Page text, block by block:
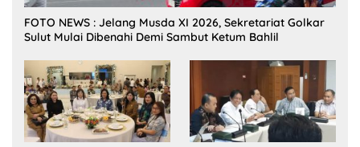
FOTO NEWS : Jelang Musda XI 2026, Sekretariat Golkar
Sulut Mulai Dibenahi Demi Sambut Ketum Bahlil